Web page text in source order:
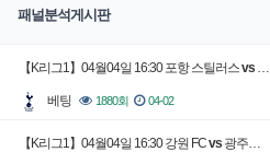
패널분석게시판
【K리그1】04월04일 16:30 포항 스틸러스vs …
베팅 1880회 04-02
【K리그1】04월04일 16:30 강원 FCvs 광주…